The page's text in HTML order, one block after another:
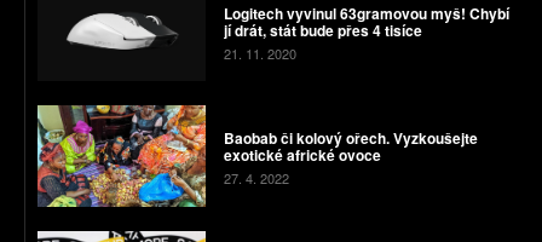
Logitech vyvinul 63gramovou myš! Chybí
jí drát, stát bude přes 4 tisíce
21. 11. 2020
Baobab či kolový ořech. Vyzkoušejte
exotické africké ovoce
27. 4. 2022